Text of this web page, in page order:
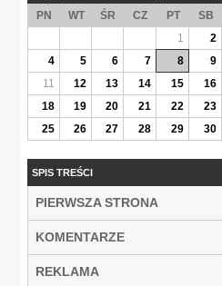
PN WT ŚR CZ PT SB
1
2
4
5 6 7 8 9
11
12 13 14 15 16
18
19 20 21 22 23
25
26 27 28 29 30
SPIS TREŚCI
PIERWSZA STRONA
KOMENTARZE
REKLAMA